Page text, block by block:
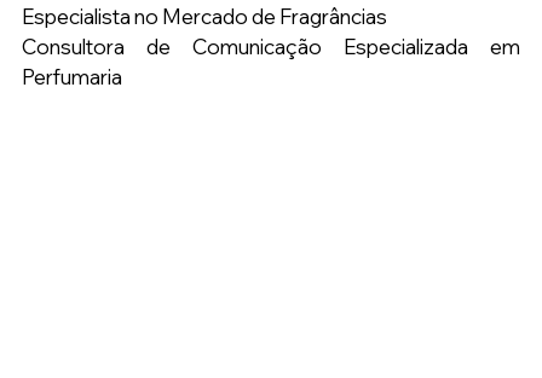
Especialista no Mercado de Fragrâncias
Consultora de Comunicação Especializada em
Perfumaria